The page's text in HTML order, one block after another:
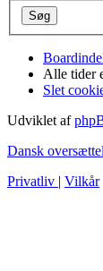
Alle tider
Slet
Udviklet af
Dansk
Privatliv | Vilkår